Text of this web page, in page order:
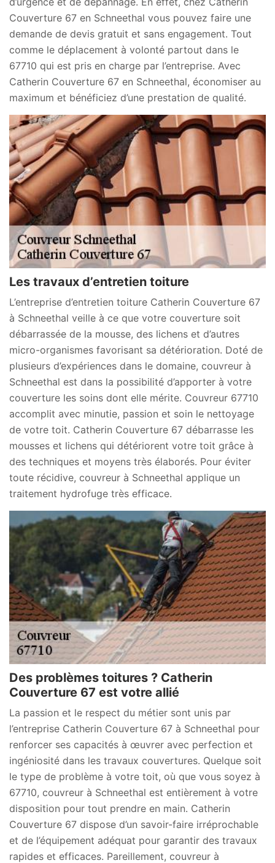
Couverture 67 en Schneethal vous pouvez faire une
demande de devis gratuit et sans engagement. Tout
comme le déplacement à volonté partout dans le
67710 qui est pris en charge par l’entreprise. Avec
Catherin Couverture 67 en Schneethal, économiser au
maximum et bénéficiez d’une prestation de qualité.
Les travaux d’entretien toiture
L’entreprise d’entretien toiture Catherin Couverture 67
à Schneethal veille à ce que votre couverture soit
débarrassée de la mousse, des lichens et d’autres
micro-organismes favorisant sa détérioration. Doté de
plusieurs d’expériences dans le domaine, couvreur à
Schneethal est dans la possibilité d’apporter à votre
couverture les soins dont elle mérite. Couvreur 67710
accomplit avec minutie, passion et soin le nettoyage
de votre toit. Catherin Couverture 67 débarrasse les
mousses et lichens qui détériorent votre toit grâce à
des techniques et moyens très élaborés. Pour éviter
toute récidive, couvreur à Schneethal applique un
traitement hydrofuge très efficace.
Des problèmes toitures ? Catherin
Couverture 67 est votre allié
La passion et le respect du métier sont unis par
l’entreprise Catherin Couverture 67 à Schneethal pour
renforcer ses capacités à œuvrer avec perfection et
ingéniosité dans les travaux couvertures. Quelque soit
le type de problème à votre toit, où que vous soyez à
67710, couvreur à Schneethal est entièrement à votre
disposition pour tout prendre en main. Catherin
Couverture 67 dispose d’un savoir-faire irréprochable
et de l’équipement adéquat pour garantir des travaux
rapides et efficaces. Pareillement, couvreur à